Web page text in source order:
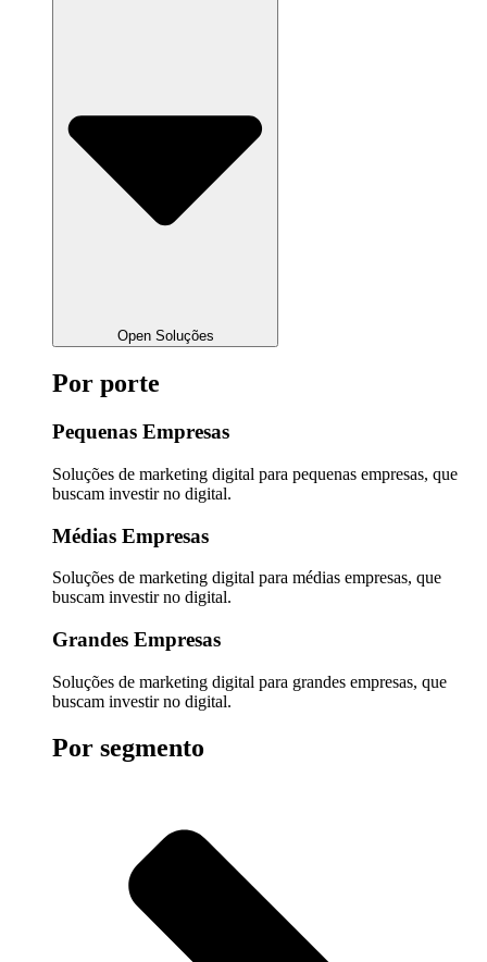
Open Soluções
Por porte
Pequenas Empresas
Soluções de marketing digital para pequenas empresas, que
buscam investir no digital.
Médias Empresas
Soluções de marketing digital para médias empresas, que
buscam investir no digital.
Grandes Empresas
Soluções de marketing digital para grandes empresas, que
buscam investir no digital.
Por segmento